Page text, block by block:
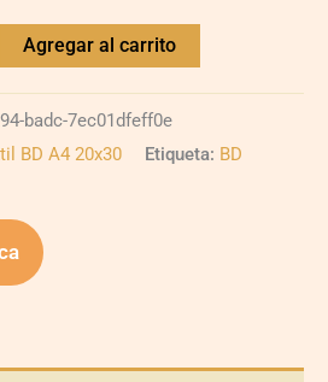
Agregar al carrito
badc-7ec01dfeff0e
BD A4 20x30 Etiqueta: BD